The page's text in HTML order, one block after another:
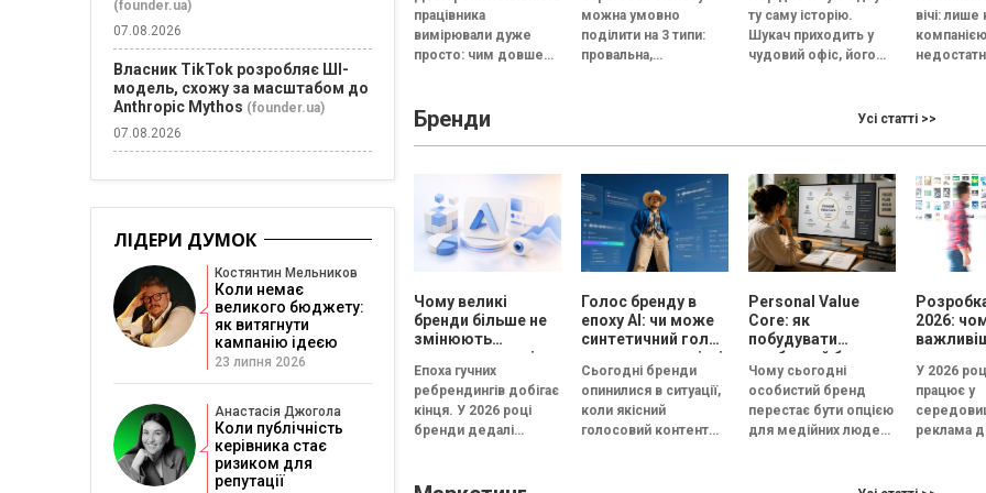
готові працювати
на максимум
працівника
вимірювали дуже
просто: чим довше
цінніша. Саме
тривалість роботи
стратегічну сесію
можна умовно
поділити на 3 типи:
провальна,
результату....
ту саму історію.
Шукач приходить у
чудовий офіс, його
вічі: лише
бізнесу.
Бренди Усі статті >>
Чому великі
бренди більше не
змінюють
логотипи кожні
три роки
Епоха гучних
ребрендингів добігає
кінця. У 2026 році
бренди дедалі
впізнавані
Голос бренду в
епоху АІ: чи може
синтетичний голос
передати емоцію і
довіру, або всі
бренди незабаром
звучатимуть
однаково?
Сьогодні бренди
опинилися в ситуації,
коли якісний
голосовий контент
Personal Value
Core: як
побудувати
особистий бренд,
який працює на
вибір, довіру і
статус
Чому сьогодні
особистий бренд
перестає бути опцією
для медійних людей і
довіри та особистого
2026:
У 2026
працює у
реклама
(founder.ua)
07.08.2026
Власник TikTok розробляє ШІ-
модель, схожу за масштабом до
Anthropic Mythos (founder.ua)
07.08.2026
ЛІДЕРИ ДУМОК
Костянтин Мельников
Коли немає
великого бюджету:
як витягнути
кампанію ідеєю
23 липня 2026
Анастасія Джогола
Коли публічність
керівника стає
ризиком для
репутації